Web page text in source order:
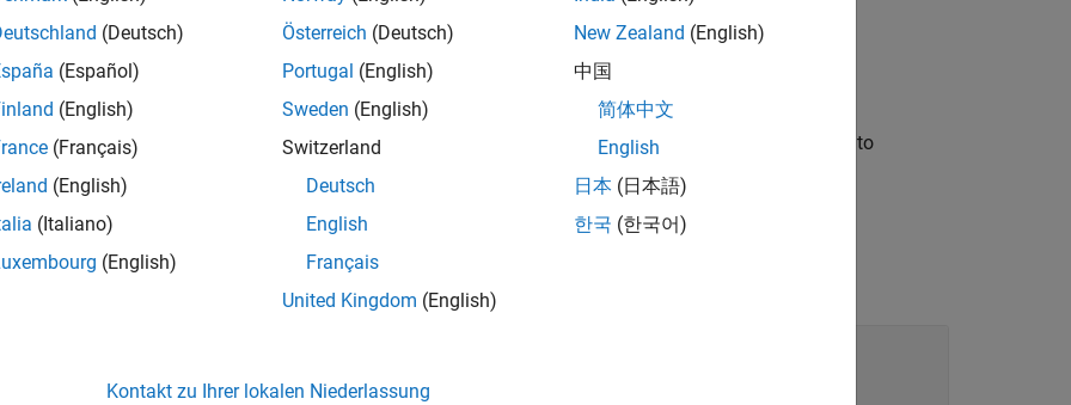
blocks which are affected by a particular parameter.
creates anSLSlicerAPI.ParameterDependenceobject for the model used to
(Deutsch)
(Español)
(English)
(Français)
(English)
(Italiano)
(English)
Österreich (Deutsch)
Portugal (English)
Sweden (English)
Switzerland
Deutsch
English
Français
United Kingdom (English)
New Zealand (English)
中国
简体中文
English
日本 (日本語)
한국 (한국어)
Kontakt zu Ihrer lokalen Niederlassung